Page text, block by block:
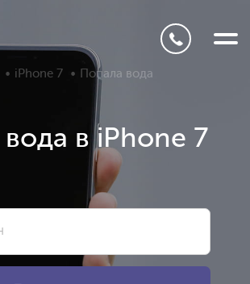
iPhone 7 Попала вода
в iPhone 7